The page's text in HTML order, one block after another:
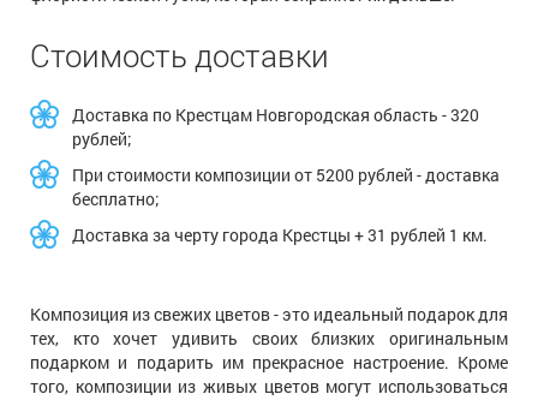
Стоимость доставки
Доставка по Крестцам Новгородская область - 320
рублей;
При стоимости композиции от 5200 рублей - доставка
бесплатно;
Доставка за черту города Крестцы + 31 рублей 1 км.
Композиция из свежих цветов - это идеальный подарок для
тех, кто хочет удивить своих близких оригинальным
подарком и подарить им прекрасное настроение. Кроме
того, композиции из живых цветов могут использоваться